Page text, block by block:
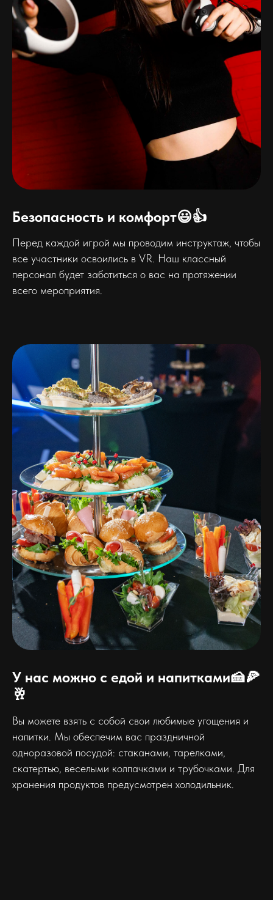
Безопасность и комфорт😃👍
Перед каждой игрой мы проводим инструктаж, чтобы
все участники освоились в VR. Наш классный
персонал будет заботиться о вас на протяжении
всего мероприятия.
У нас можно с едой и напитками🍰🍕
🥂
Вы можете взять с собой свои любимые угощения и
напитки. Мы обеспечим вас праздничной
одноразовой посудой: стаканами, тарелками,
скатертью, веселыми колпачками и трубочками. Для
хранения продуктов предусмотрен холодильник.